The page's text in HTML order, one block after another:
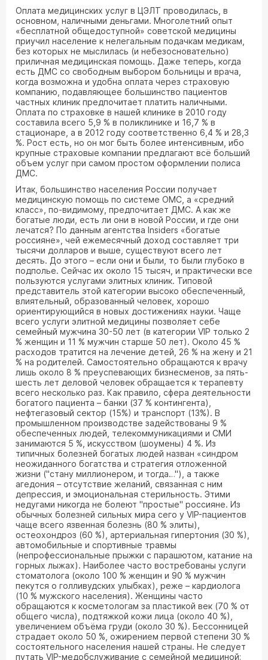
Оплата медицинских услуг в ЦЭЛТ проводилась, в
основном, наличными деньгами. Многолетний опыт
«бесплатной общедоступной» советской медицины
приучил население к нелегальным подачкам медикам,
без которых не мыслилась (и небезосновательно)
приличная медицинская помощь. Даже теперь, когда
есть ДМС со свободным выбором больницы и врача,
когда возможна и удобна оплата через страховую
компанию, подавляющее большинство пациентов
частных клиник предпочитает платить наличными.
Оплата по страховке в нашей клинике в 2010 году
составила всего 5,9 % в поликлинике и 16,7 % в
стационаре, а в 2012 году соответственно 6,4 % и 28,3
%. Рост есть, но он мог быть более интенсивным, ибо
крупные страховые компании предлагают всё больший
объем услуг при самом простом оформлении полиса
ДМС.
Итак, большинство населения России получает
медицинскую помощь по системе ОМС, а «средний
класс», по-видимому, предпочитает ДМС. А как же
богатые люди, есть ли они в новой России, и где они
лечатся? По данным агентства Insiders «богатые
россияне», чей ежемесячный доход составляет три
тысячи долларов и выше, существуют всего лет
десять. До этого – если они и были, то были глубоко в
подполье. Сейчас их около 15 тысяч, и практически все
пользуются услугами элитных клиник. Типовой
представитель этой категории высоко обеспеченный,
влиятельный, образованный человек, хорошо
ориентирующийся в новых достижениях науки. Чаще
всего услуги элитной медицины позволяет себе
семейный мужчина 30-50 лет (в категории VIP только 2
% женщин и 11 % мужчин старше 50 лет). Около 45 %
расходов тратится на лечение детей, 26 % на жену и 21
% на родителей. Самостоятельно обращаются к врачу
лишь около 8 % преуспевающих бизнесменов, за пять-
шесть лет деловой человек обращается к терапевту
всего несколько раз. Как правило, сфера деятельности
богатого пациента – банки (37 % контингента),
нефтегазовый сектор (15%) и транспорт (13%). В
промышленном производстве задействованы 9 %
обеспеченных людей, телекоммуникациями и СМИ
занимаются 5 %, искусством (шоумены) 4 %. Из
типичных болезней богатых людей назван «синдром
неожиданного богатства и стратегия отложенной
жизни ("стану миллионером, и тогда…"), а также
агедония – отсутствие желаний, связанная с ним
депрессия, и эмоциональная стерильность. Этими
недугами никогда не болеют "простые" россияне. Из
обычных болезней сильных мира сего у VIP-пациентов
чаще всего язвенная болезнь (80 % элиты),
остеохондроз (60 %), артериальная гипертония (30 %),
автомобильные и спортивные травмы
(непрофессиональные прыжки с парашютом, катание на
горных лыжах). Наиболее часто востребованы услуги
стоматолога (около 100 % женщин и 90 % мужчин
пекутся о голливудских улыбках), реже – кардиолога
(10 % мужского населения). Женщины часто
обращаются к косметологам за пластикой век (70 % от
общего числа), подтяжкой кожи лица (около 40 %),
увеличением объёма груди (около 30 %). Бессонницей
страдает около 50 %, ожирением первой степени 30 %
состоятельного населения нашей страны. Не следует
путать VIP-медобслуживание с семейной медициной;